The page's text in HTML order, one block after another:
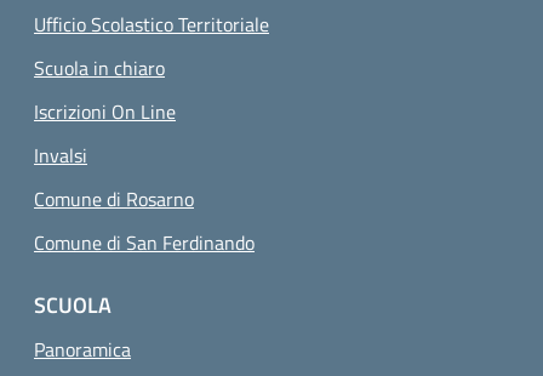
Ufficio Scolastico Territoriale
Scuola in chiaro
Iscrizioni On Line
Invalsi
Comune di Rosarno
Comune di San Ferdinando
SCUOLA
Panoramica